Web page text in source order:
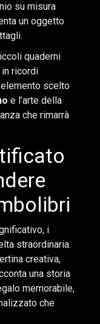
su misura
un oggetto
quaderni
ricordi
scelto
e l’arte della
che rimarrà
i
straordinaria.
creativa,
una storia
memorabile,
che